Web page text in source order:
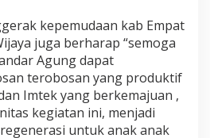
kepemudaan kab Empat
juga berharap “semoga
Agung dapat
terobosan yang produktif
Imtek yang berkemajuan ,
kegiatan ini, menjadi
untuk anak anak